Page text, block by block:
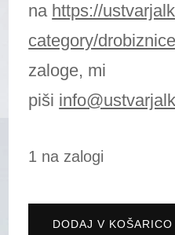
na https://
category/
zaloge, mi
piši
1 na zalogi
DODAJ V KOŠARICO